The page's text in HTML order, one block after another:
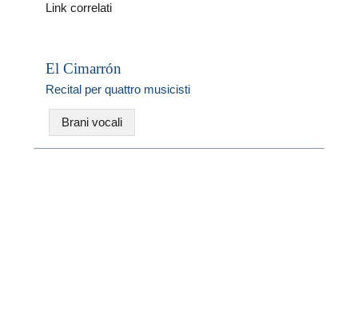
Link correlati
El Cimarrón
Recital per quattro musicisti
Brani vocali